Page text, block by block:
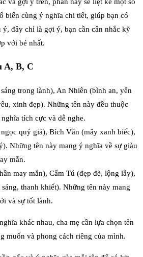
biến cùng ý nghĩa chi tiết, giúp bạn có
đây chỉ là gợi ý, bạn cần cân nhắc kỹ
với bé nhất.
A, B, C
trong lành), An Nhiên (bình an, yên
xinh đẹp). Những tên này đều thuộc
tích cực và dễ nghe.
quý giá), Bích Vân (mây xanh biếc),
Những tên này mang ý nghĩa về sự giàu
mắn.
may mắn), Cẩm Tú (đẹp đẽ, lộng lẫy),
thanh khiết). Những tên này mang
và sự tốt lành.
khác nhau, cha mẹ cần lựa chọn tên
muốn và phong cách riêng của mình.